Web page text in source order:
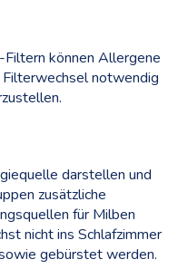
können Allergene
notwendig
darstellen und
zusätzliche
für Milben
nicht ins Schlafzimmer
gebürstet werden.